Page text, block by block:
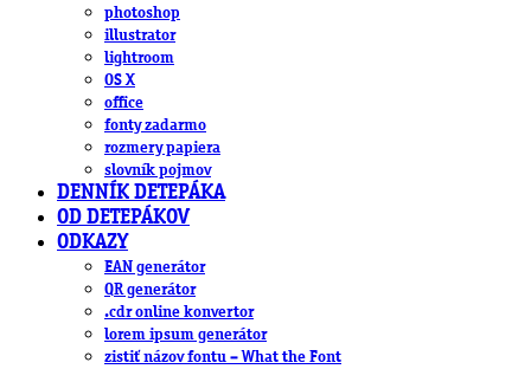
photoshop
illustrator
lightroom
OS X
office
fonty zadarmo
rozmery papiera
slovník pojmov
DENNÍK DETEPÁKA
OD DETEPÁKOV
ODKAZY
EAN generátor
QR generátor
.cdr online konvertor
lorem ipsum generátor
zistiť názov fontu – What the Font